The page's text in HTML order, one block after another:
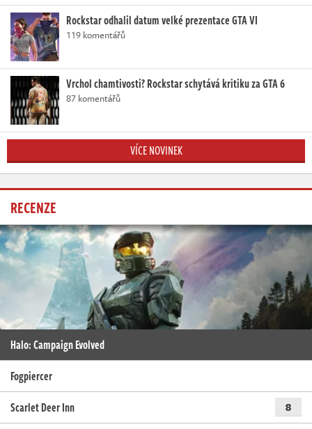
Rockstar odhalil datum velké prezentace GTA VI
119 komentářů
Vrchol chamtivosti? Rockstar schytává kritiku za GTA 6
87 komentářů
VÍCE NOVINEK
RECENZE
Halo: Campaign Evolved
Fogpiercer
Scarlet Deer Inn
8